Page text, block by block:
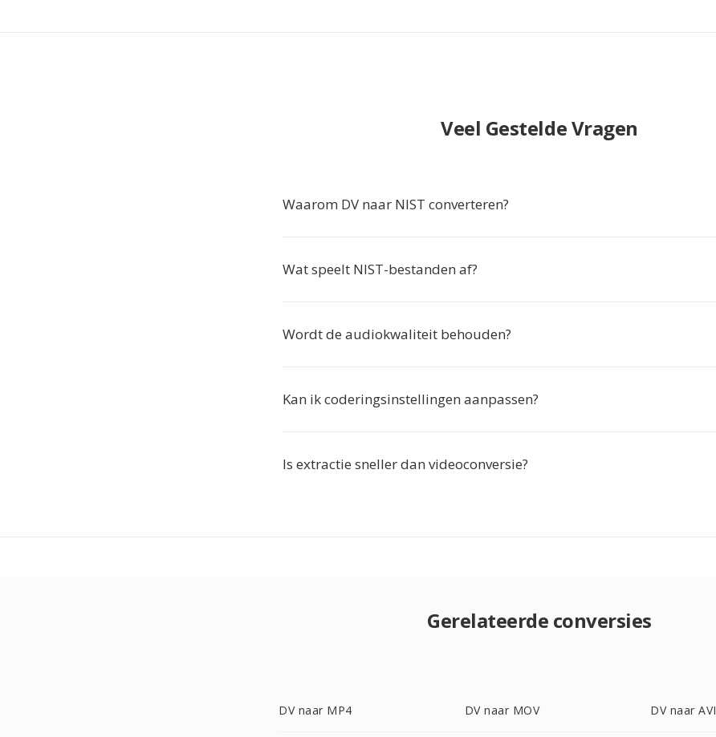
Veel Gestelde Vragen
Waarom DV naar NIST converteren?
Wat speelt NIST-bestanden af?
Wordt de audiokwaliteit behouden?
Kan ik coderingsinstellingen aanpassen?
Is extractie sneller dan videoconversie?
Gerelateerde conversies
DV naar MP4 DV naar MOV DV naar AVI